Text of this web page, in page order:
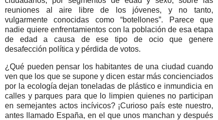
reuniones al aire libre de los jóvenes, y no tanto,
vulgarmente conocidas como “botellones”. Parece que
nadie quiere enfrentamientos con la población de esa etapa
de edad a causa de ese tipo de ocio que genere
desafección política y pérdida de votos.
¿Qué pueden pensar los habitantes de una ciudad cuando
ven que los que se supone y dicen estar más concienciados
por la ecología dejan toneladas de plástico e inmundicia en
calles y parques para que lo limpien quienes no participan
en semejantes actos incívicos? ¡Curioso país este nuestro,
antes llamado España, en el que unos manchan y después